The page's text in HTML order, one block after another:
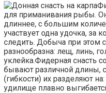
для приманивания рыбы.
длиннее, с большим
участвует одна удочка, за
следить. Добыча при этом
разнообразна: лещ, линь,
уклейка.Фидерная снасть
бывают различной длины,
(гибкости) их разделяют
удилище плавно